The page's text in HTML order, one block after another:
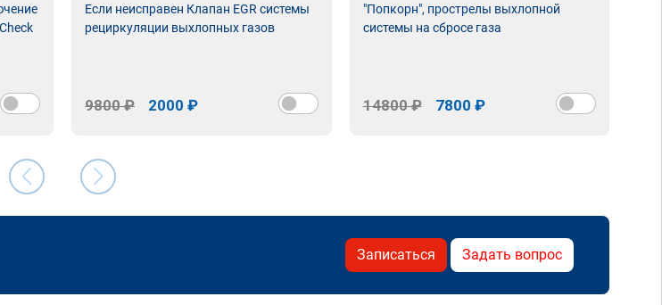
Если неисправен Клапан EGR системы
рециркуляции выхлопных газов
9800 ₽ 2000 ₽
"Попкорн", прострелы выхлопной
системы на сбросе газа
14800 ₽ 7800 ₽
Записаться Задать вопрос